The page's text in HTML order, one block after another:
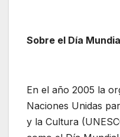
Sobre el Día
En el año 2005 la
Naciones Unidas
y la Cultura